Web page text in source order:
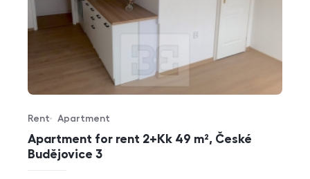
Apartment for rent 2+Kk 49 m², České
Budějovice 3
Offer type
Rent
Property type
Apartment